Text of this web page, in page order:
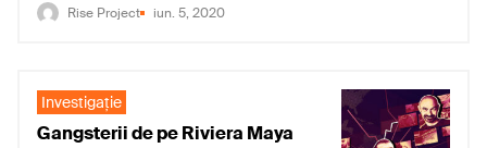
Rise Project iun. 5, 2020
Investigaţie
Gangsterii de pe Riviera Maya